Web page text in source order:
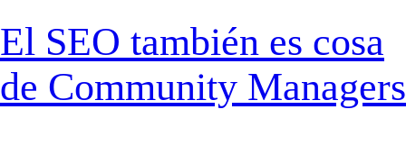
El SEO también es cosa
de Community Managers